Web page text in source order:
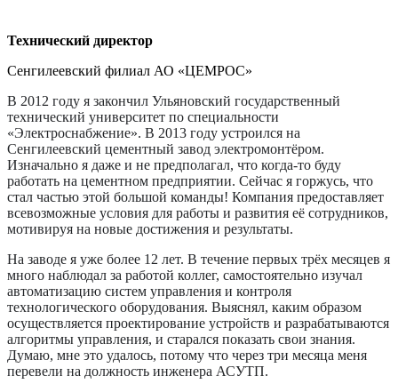
Технический директор
Сенгилеевский филиал АО «ЦЕМРОС»
В 2012 году я закончил Ульяновский государственный
технический университет по специальности
«Электроснабжение». В 2013 году устроился на
Сенгилеевский цементный завод электромонтёром.
Изначально я даже и не предполагал, что когда-то буду
работать на цементном предприятии. Сейчас я горжусь, что
стал частью этой большой команды! Компания предоставляет
всевозможные условия для работы и развития её сотрудников,
мотивируя на новые достижения и результаты.
На заводе я уже более 12 лет. В течение первых трёх месяцев я
много наблюдал за работой коллег, самостоятельно изучал
автоматизацию систем управления и контроля
технологического оборудования. Выяснял, каким образом
осуществляется проектирование устройств и разрабатываются
алгоритмы управления, и старался показать свои знания.
Думаю, мне это удалось, потому что через три месяца меня
перевели на должность инженера АСУТП.